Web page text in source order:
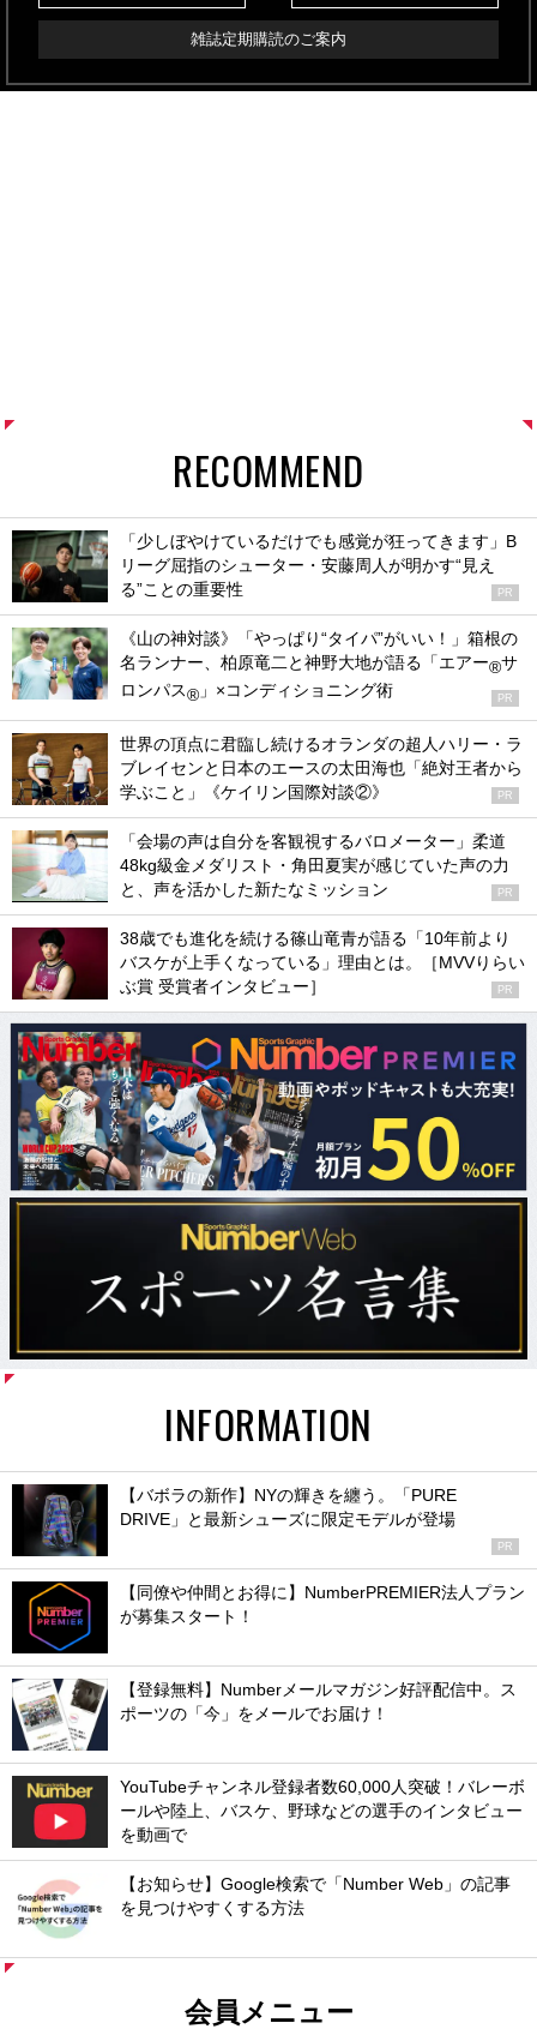
雑誌定期購読のご案内
RECOMMEND
「少しぼやけているだけでも感覚が狂ってきます」B
リーグ屈指のシューター・安藤周人が明かす“見え
る”ことの重要性
PR
《山の神対談》「やっぱり“タイパ”がいい！」箱根の
名ランナー、柏原竜二と神野大地が語る「エアー®サ
ロンパス® 」×コンディショニング術 PR
世界の頂点に君臨し続けるオランダの超人ハリー・ラ
ブレイセンと日本のエースの太田海也「絶対王者から
学ぶこと」《ケイリン国際対談②》
PR
「会場の声は自分を客観視するバロメーター」柔道
48kg級金メダリスト・角田夏実が感じていた声の力
と、声を活かした新たなミッション
PR
38歳でも進化を続ける篠山竜青が語る「10年前より
バスケが上手くなっている」理由とは。［MVVりらい
ぶ賞 受賞者インタビュー］
PR
INFORMATION
【バボラの新作】NYの輝きを纏う。「PURE
DRIVE」と最新シューズに限定モデルが登場
PR
【同僚や仲間とお得に】NumberPREMIER法人プラン
が募集スタート！
【登録無料】Numberメールマガジン好評配信中。ス
ポーツの「今」をメールでお届け！
YouTubeチャンネル登録者数60,000人突破！バレーボ
ールや陸上、バスケ、野球などの選手のインタビュー
を動画で
【お知らせ】Google検索で「Number Web」の記事
を見つけやすくする方法
会員メニュー